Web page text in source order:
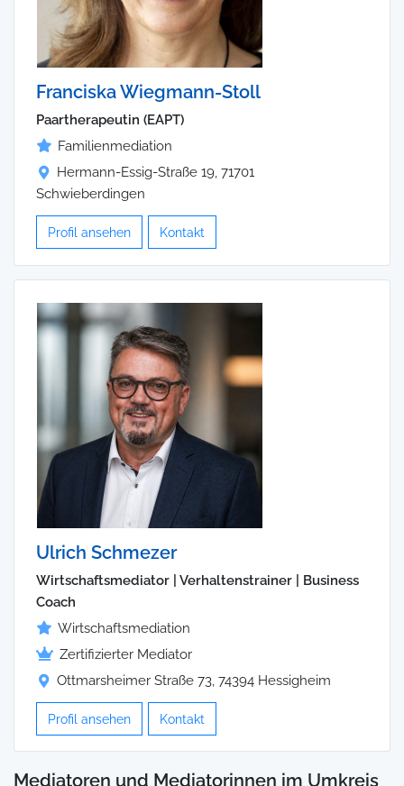
Franciska Wiegmann-Stoll
Paartherapeutin (EAPT)
Familienmediation
Hermann-Essig-Straße 19, 71701
Schwieberdingen
Profil ansehen Kontakt
Ulrich Schmezer
Wirtschaftsmediator | Verhaltenstrainer | Business
Coach
Wirtschaftsmediation
Zertifizierter Mediator
Ottmarsheimer Straße 73, 74394 Hessigheim
Profil ansehen Kontakt
Mediatoren und Mediatorinnen im Umkreis